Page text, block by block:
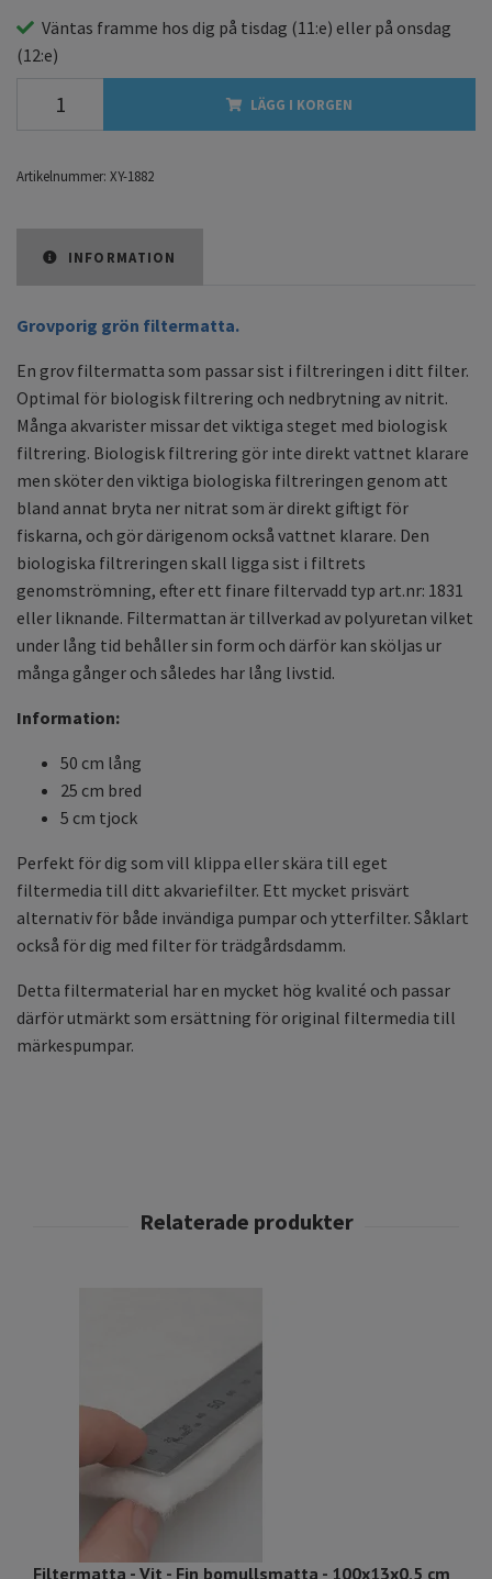
Väntas framme hos dig på tisdag (11:e) eller på onsdag
(12:e)
LÄGG I KORGEN
Artikelnummer: XY-1882
INFORMATION
Grovporig grön filtermatta.
En grov filtermatta som passar sist i filtreringen i ditt filter.
Optimal för biologisk filtrering och nedbrytning av nitrit.
Många akvarister missar det viktiga steget med biologisk
filtrering. Biologisk filtrering gör inte direkt vattnet klarare
men sköter den viktiga biologiska filtreringen genom att
bland annat bryta ner nitrat som är direkt giftigt för
fiskarna, och gör därigenom också vattnet klarare. Den
biologiska filtreringen skall ligga sist i filtrets
genomströmning, efter ett finare filtervadd typ art.nr: 1831
eller liknande. Filtermattan är tillverkad av polyuretan vilket
under lång tid behåller sin form och därför kan sköljas ur
många gånger och således har lång livstid.
Information:
50 cm lång
25 cm bred
5 cm tjock
Perfekt för dig som vill klippa eller skära till eget
filtermedia till ditt akvariefilter. Ett mycket prisvärt
alternativ för både invändiga pumpar och ytterfilter. Såklart
också för dig med filter för trädgårdsdamm.
Detta filtermaterial har en mycket hög kvalité och passar
därför utmärkt som ersättning för original filtermedia till
märkespumpar.
Filtermatta - Vit - Fin bomullsmatta - 100x13x0,5 cm